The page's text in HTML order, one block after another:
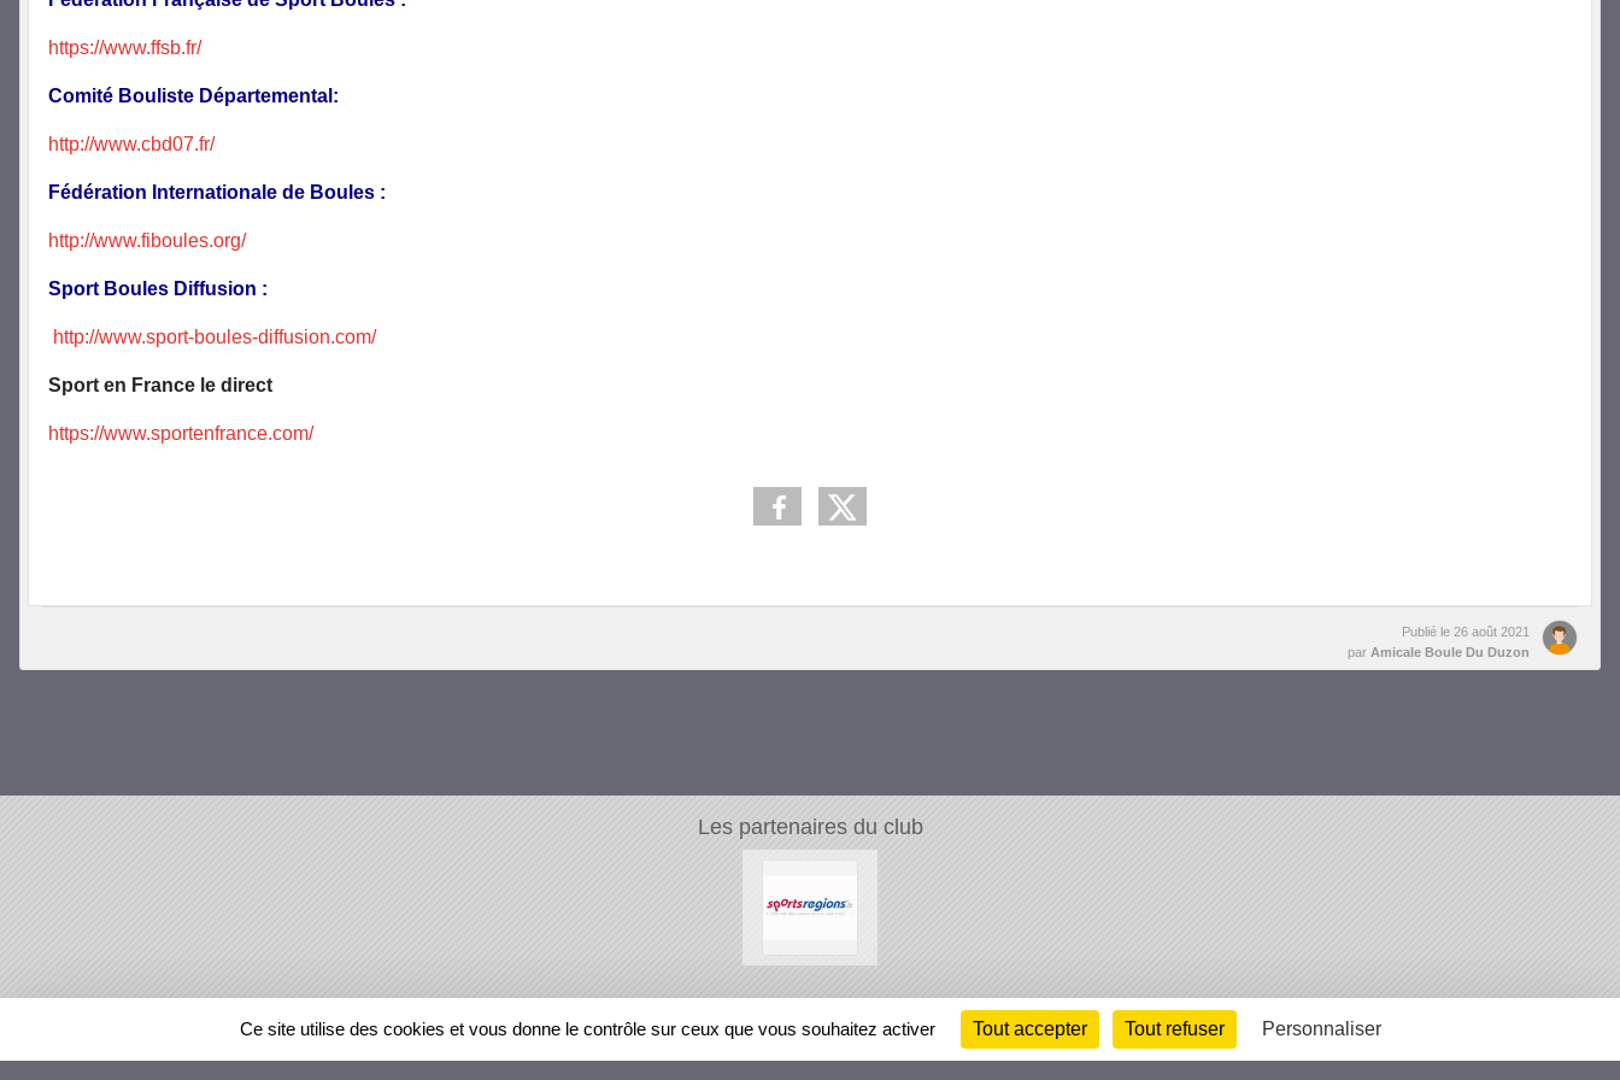
https://www.ffsb.fr/
Comité Bouliste Départemental:
http://www.cbd07.fr/
Fédération Internationale de Boules :
http://www.fiboules.org/
Sport Boules Diffusion :
http://www.sport-boules-diffusion.com/
Sport en France le direct
https://www.sportenfrance.com/
Publié le 26 août 2021
par Amicale Boule Du Duzon
Les partenaires du club
REGIONS Charte cookies
Gestion des cookies
Informations légales
Signaler un contenu inapproprié
Ce site utilise des cookies et vous donne le contrôle sur ceux que vous souhaitez activer Tout accepter Tout refuser Personnaliser